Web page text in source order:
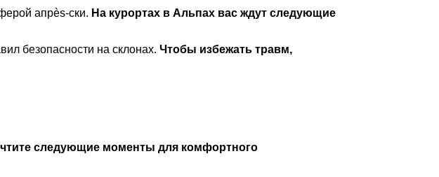
апрès-ски. На курортах в Альпах вас ждут следующие
безопасности на склонах. Чтобы избежать травм,
следующие моменты для комфортного